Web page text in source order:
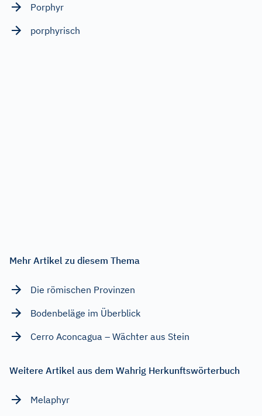
Porphyr
porphyrisch
Mehr Artikel zu diesem Thema
Die römischen Provinzen
Bodenbeläge im Überblick
Cerro Aconcagua – Wächter aus Stein
Weitere Artikel aus dem Wahrig Herkunftswörterbuch
Melaphyr